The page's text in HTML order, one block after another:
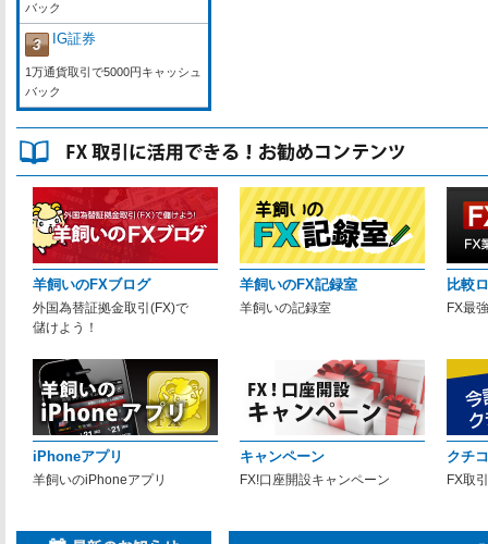
バック
IG証券
1万通貨取引で5000円キャッシュ
バック
羊飼いのFXブログ
外国為替証拠金取引(FX)で
儲けよう！
羊飼いのFX記録室
羊飼いの記録室
比較
FX最
iPhoneアプリ
羊飼いのiPhoneアプリ
キャンペーン
FX!口座開設キャンペーン
クチ
FX取